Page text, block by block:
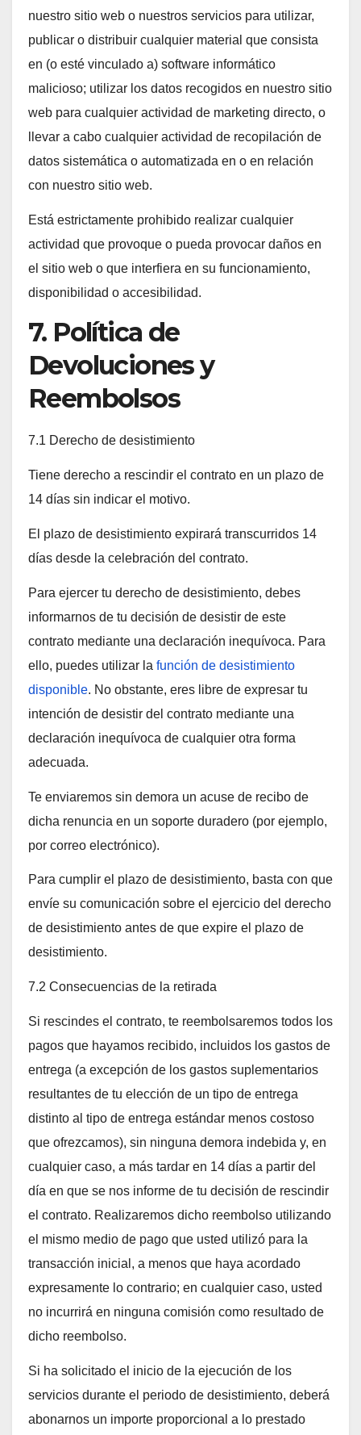
nuestro sitio web o nuestros servicios para utilizar,
publicar o distribuir cualquier material que consista
en (o esté vinculado a) software informático
malicioso; utilizar los datos recogidos en nuestro sitio
web para cualquier actividad de marketing directo, o
llevar a cabo cualquier actividad de recopilación de
datos sistemática o automatizada en o en relación
con nuestro sitio web.
Está estrictamente prohibido realizar cualquier
actividad que provoque o pueda provocar daños en
el sitio web o que interfiera en su funcionamiento,
disponibilidad o accesibilidad.
7. Política de
Devoluciones y
Reembolsos
7.1 Derecho de desistimiento
Tiene derecho a rescindir el contrato en un plazo de
14 días sin indicar el motivo.
El plazo de desistimiento expirará transcurridos 14
días desde la celebración del contrato.
Para ejercer tu derecho de desistimiento, debes
informarnos de tu decisión de desistir de este
contrato mediante una declaración inequívoca. Para
ello, puedes utilizar la función de desistimiento
disponible. No obstante, eres libre de expresar tu
intención de desistir del contrato mediante una
declaración inequívoca de cualquier otra forma
adecuada.
Te enviaremos sin demora un acuse de recibo de
dicha renuncia en un soporte duradero (por ejemplo,
por correo electrónico).
Para cumplir el plazo de desistimiento, basta con que
envíe su comunicación sobre el ejercicio del derecho
de desistimiento antes de que expire el plazo de
desistimiento.
7.2 Consecuencias de la retirada
Si rescindes el contrato, te reembolsaremos todos los
pagos que hayamos recibido, incluidos los gastos de
entrega (a excepción de los gastos suplementarios
resultantes de tu elección de un tipo de entrega
distinto al tipo de entrega estándar menos costoso
que ofrezcamos), sin ninguna demora indebida y, en
cualquier caso, a más tardar en 14 días a partir del
día en que se nos informe de tu decisión de rescindir
el contrato. Realizaremos dicho reembolso utilizando
el mismo medio de pago que usted utilizó para la
transacción inicial, a menos que haya acordado
expresamente lo contrario; en cualquier caso, usted
no incurrirá en ninguna comisión como resultado de
dicho reembolso.
Si ha solicitado el inicio de la ejecución de los
servicios durante el periodo de desistimiento, deberá
abonarnos un importe proporcional a lo prestado